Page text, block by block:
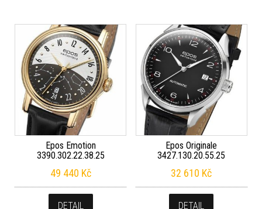
Epos Emotion
3390.302.22.38.25
49 440 Kč
DETAIL
Epos Originale
3427.130.20.55.25
32 610 Kč
DETAIL